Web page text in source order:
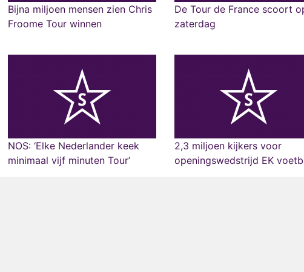
Bijna miljoen mensen zien Chris
Froome Tour winnen
De Tour de France scoort
zaterdag
NOS: ‘Elke Nederlander keek
minimaal vijf minuten Tour’
2,3 miljoen kijkers voor
openingswedstrijd EK